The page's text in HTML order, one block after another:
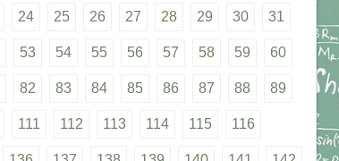
24 25 26 27 28 29 30 31
53 54 55 56 57 58 59 60
82 83 84 85 86 87 88 89
111 112 113 114 115 116